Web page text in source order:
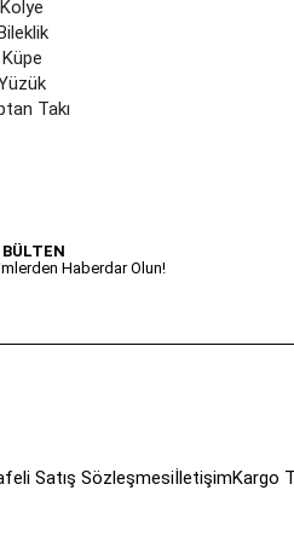
Kolye
Küpe
Takı
BÜLTEN
Haberdar Olun!
Satış SözleşmesiİletişimKargo